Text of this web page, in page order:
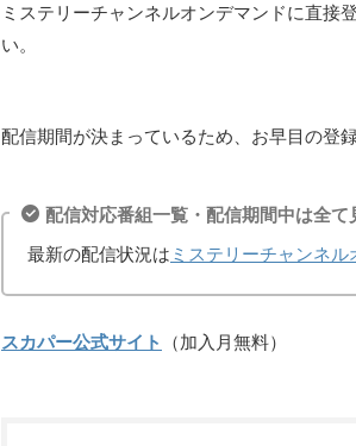
ミステリーチャンネルオンデマンドに直接
い。
配信期間が決まっているため、お早目の登
配信対応番組一覧・配信期間中は全て
最新の配信状況は ミステリーチャンネル
スカパー公式サイト （加入月無料）